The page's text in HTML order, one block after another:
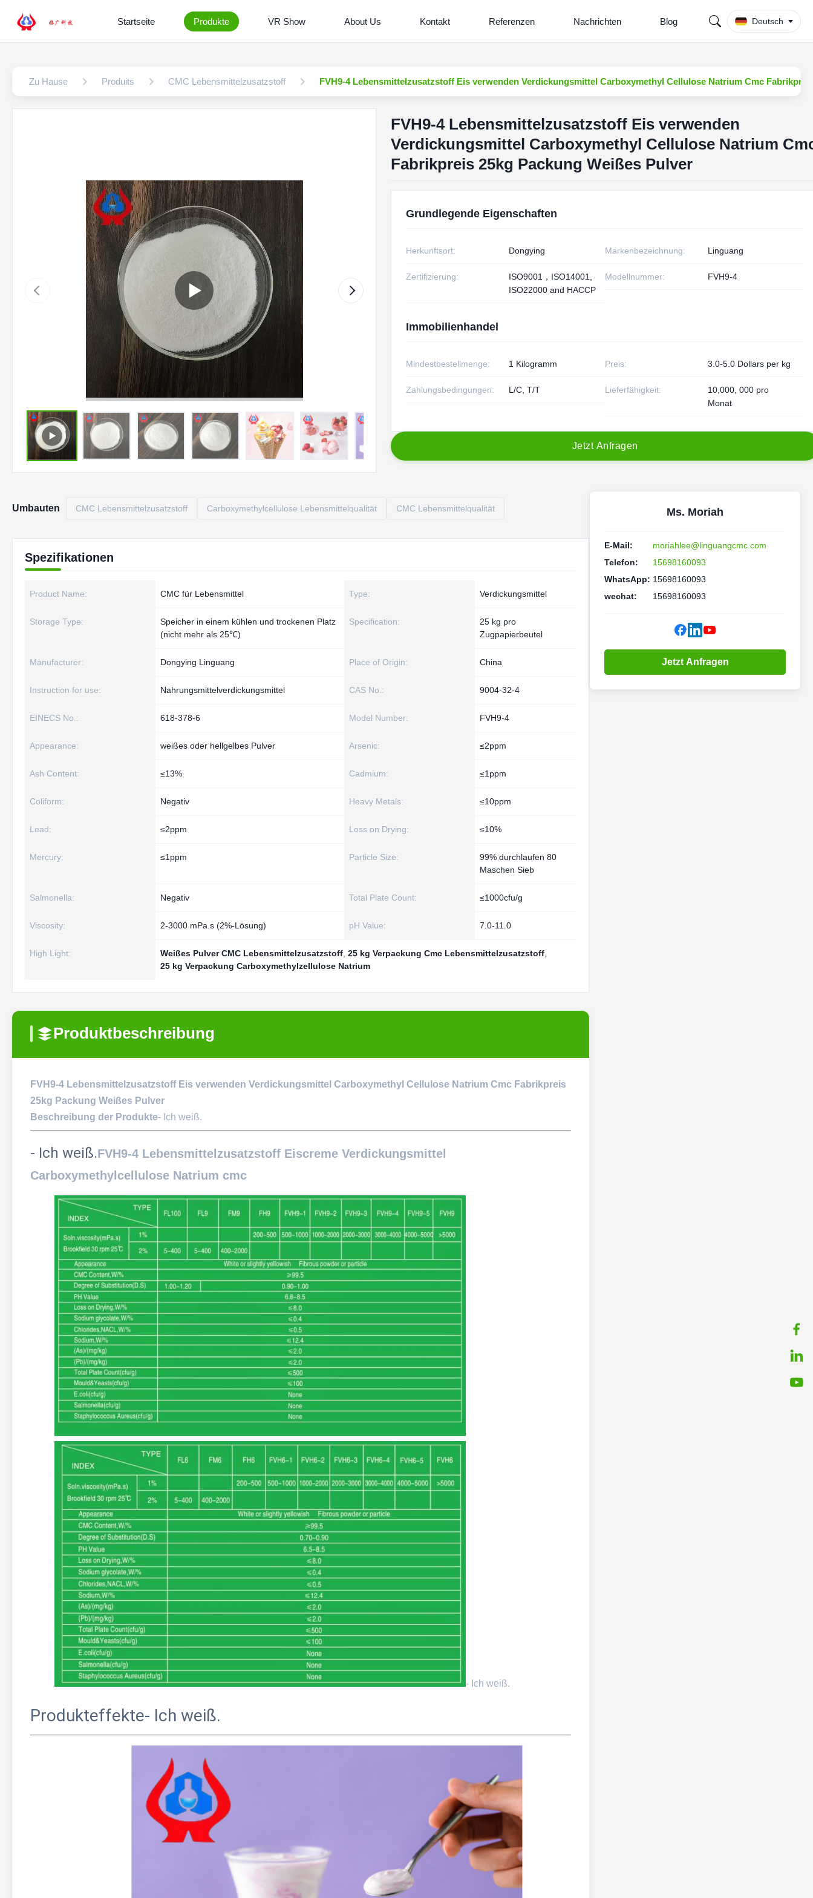
Startseite Produkte VR Show About Us Kontakt Referenzen Nachrichten Blog Deutsch
Zu Hause Produits CMC Lebensmittelzusatzstoff FVH9-4 Lebensmittelzusatzstoff Eis verwenden Verdickungsmittel Carboxymethyl Cellulose Natrium Cmc
FVH9-4 Lebensmittelzusatzstoff Eis verwenden
Verdickungsmittel Carboxymethyl Cellulose Natrium
Fabrikpreis 25kg Packung Weißes Pulver
Grundlegende Eigenschaften
Herkunftsort: Dongying Markenbezeichnung: Linguang
Zertifizierung:
ISO9001，ISO14001,
ISO22000 and HACCP
Modellnummer: FVH9-4
Immobilienhandel
Mindestbestellmenge: 1 Kilogramm Preis: 3.0-5.0 Dollars per kg
Zahlungsbedingungen: L/C, T/T Lieferfähigkeit:
10,000, 000 pro
Monat
Jetzt Anfragen
Umbauten CMC Lebensmittelzusatzstoff Carboxymethylcellulose Lebensmittelqualität CMC Lebensmittelqualität
Spezifikationen
Product Name: CMC für Lebensmittel Type: Verdickungsmittel
Storage Type:
Speicher in einem kühlen und trockenen Platz
(nicht mehr als 25℃)
Specification:
25 kg pro
Zugpapierbeutel
Manufacturer: Dongying Linguang Place of Origin: China
Instruction for use: Nahrungsmittelverdickungsmittel CAS No.: 9004-32-4
EINECS No.: 618-378-6 Model Number: FVH9-4
Appearance: weißes oder hellgelbes Pulver Arsenic: ≤2ppm
Ash Content: ≤13% Cadmium: ≤1ppm
Coliform: Negativ Heavy Metals: ≤10ppm
Lead: ≤2ppm Loss on Drying: ≤10%
Mercury: ≤1ppm Particle Size:
99% durchlaufen 80
Maschen Sieb
Salmonella: Negativ Total Plate Count: ≤1000cfu/g
Viscosity: 2-3000 mPa.s (2%-Lösung) pH Value: 7.0-11.0
High Light: Weißes Pulver CMC Lebensmittelzusatzstoff 25 kg Verpackung Cmc Lebensmittelzusatzstoff
25 kg Verpackung Carboxymethylzellulose Natrium
Produktbeschreibung
FVH9-4 Lebensmittelzusatzstoff Eis verwenden Verdickungsmittel Carboxymethyl Cellulose Natrium Cmc Fabrikpreis
25kg Packung Weißes Pulver
Beschreibung der Produkte- Ich weiß.
- Ich weiß.FVH9-4 Lebensmittelzusatzstoff Eiscreme Verdickungsmittel
Carboxymethylcellulose Natrium cmc
- Ich weiß.
Produkteffekte- Ich weiß.
Ms. Moriah
E-Mail:
moriahlee@linguangcmc.com
Telefon:
15698160093
WhatsApp: 15698160093
wechat:
15698160093
Jetzt Anfragen